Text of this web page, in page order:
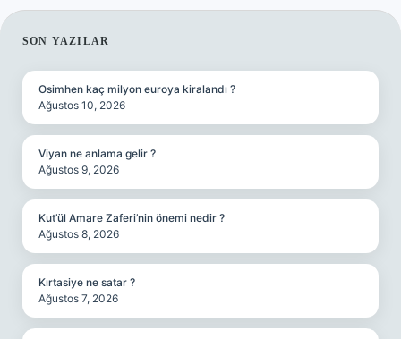
SIDEBAR
SON YAZILAR
Osimhen kaç milyon euroya kiralandı ?
Ağustos 10, 2026
Viyan ne anlama gelir ?
Ağustos 9, 2026
Kut’ül Amare Zaferi’nin önemi nedir ?
Ağustos 8, 2026
Kırtasiye ne satar ?
Ağustos 7, 2026